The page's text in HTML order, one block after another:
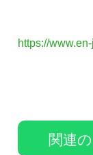
https://
関連